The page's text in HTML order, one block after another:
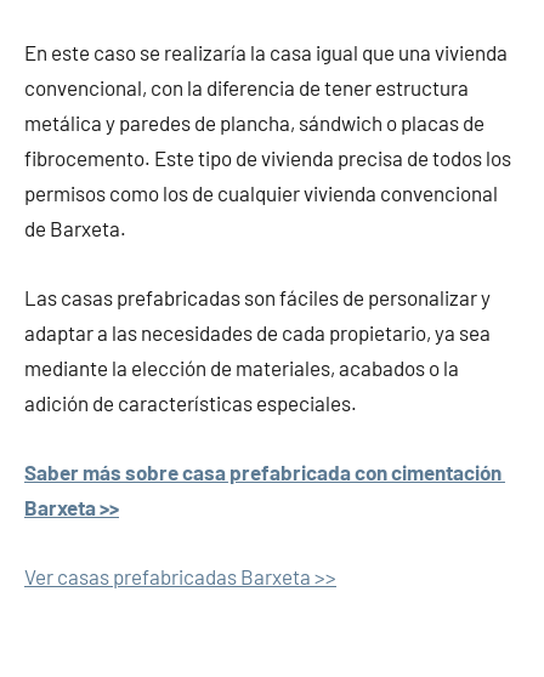
En este caso se realizaría la casa igual que una vivienda
convencional, con la diferencia de tener estructura
metálica y paredes de plancha, sándwich o placas de
fibrocemento. Este tipo de vivienda precisa de todos los
permisos como los de cualquier vivienda convencional
de Barxeta.
Las casas prefabricadas son fáciles de personalizar y
adaptar a las necesidades de cada propietario, ya sea
mediante la elección de materiales, acabados o la
adición de características especiales.
Saber más sobre casa prefabricada con cimentación
Barxeta >>
Ver casas prefabricadas Barxeta >>